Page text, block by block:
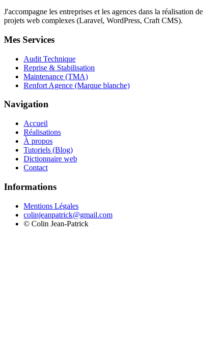
J'accompagne les entreprises et les agences dans la réalisation de
projets web complexes (Laravel, WordPress, Craft CMS).
Mes Services
Audit Technique
Reprise & Stabilisation
Maintenance (TMA)
Renfort Agence (Marque blanche)
Navigation
Accueil
Réalisations
À propos
Tutoriels (Blog)
Dictionnaire web
Contact
Informations
Mentions Légales
colinjeanpatrick@gmail.com
© Colin Jean-Patrick